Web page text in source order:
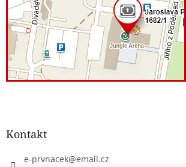
Kontakt
e-prvnacek@email.cz